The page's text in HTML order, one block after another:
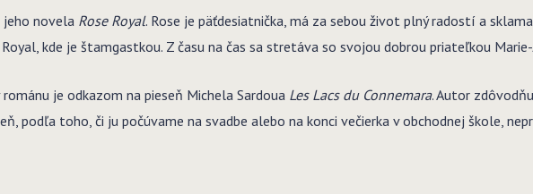
jeho novela Rose Royal. Rose je päťdesiatnička, má za sebou život plný radostí a
kde je štamgastkou. Z času na čas sa stretáva so svojou dobrou priateľkou Marie-
románu je odkazom na pieseň Michela Sardoua Les Lacs du Connemara. Autor
podľa toho, či ju počúvame na svadbe alebo na konci večierka v obchodnej škole,